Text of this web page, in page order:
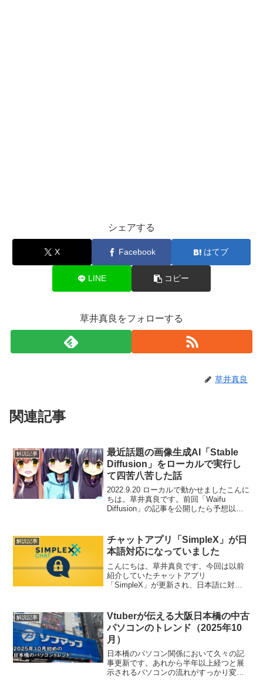
シェアする
X Facebook はてブ
LINE コピー
草井真良をフォローする
草井真良
関連記事
解説記事
最近話題の画像生成AI「Stable
Diffusion」をローカルで実行し
て四苦八苦した話
2022.9.20 ローカルで動かせましたこんに
ちは。草井真良です。前回「Waifu
Diffusion」の記事を公開したら予想以上
と思い立ちました。...
解説記事
チャットアプリ「SimpleX」が日
本語対応になっていました
こんにちは。草井真良です。今回は以前
紹介していたチャットアプリ
「SimpleX」が更新され、日本語に対応
す。インターフェースや使い方の説明画
面がしっかり日本語化されて...
解説記事
Vtuberが伝える大阪日本橋の中古
パソコンのトレンド（2025年10
月）
日本橋のパソコン関係において久々の記
事更新です。あれから半年以上経つと展
示されるパソコンの流れがすっかり変わ